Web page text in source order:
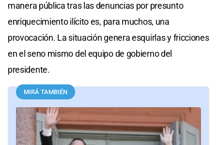
manera pública tras las denuncias por presunto
enriquecimiento ilícito es, para muchos, una
provocación. La situación genera esquirlas y fricciones
en el seno mismo del equipo de gobierno del
presidente.
MIRÁ TAMBIÉN